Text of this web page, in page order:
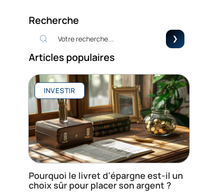
Recherche
Articles populaires
INVESTIR
Pourquoi le livret d’épargne est-il un
choix sûr pour placer son argent ?